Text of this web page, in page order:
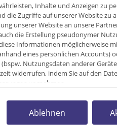
Inhalte und Anzeigen zu
die Zugriffe auf unserer Website zu
unserer Website an unsere
die Erstellung pseudonymer
Informationen möglicherweise
eines persönlichen Accounts)
Nutzungsdaten anderer
widerrufen, indem Sie auf den
vornehmen.
Ablehnen